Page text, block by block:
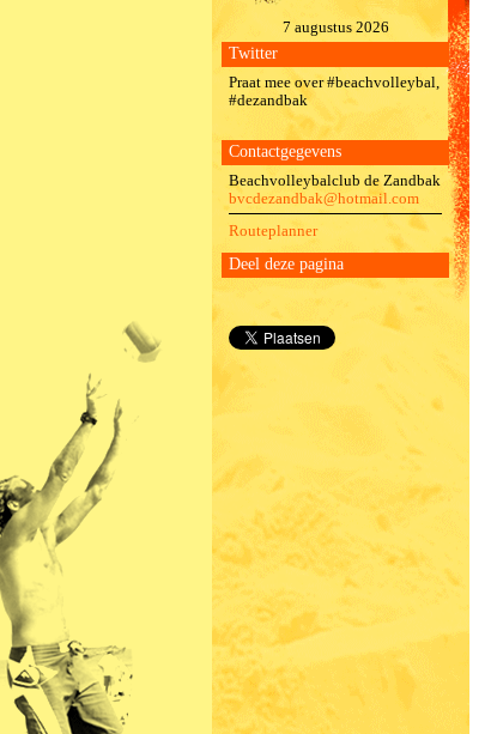
7 augustus 2026
Twitter
Praat mee over #beachvolleybal,
#dezandbak
Contactgegevens
Beachvolleybalclub de Zandbak
bvcdezandbak@hotmail.com
Routeplanner
Deel deze pagina